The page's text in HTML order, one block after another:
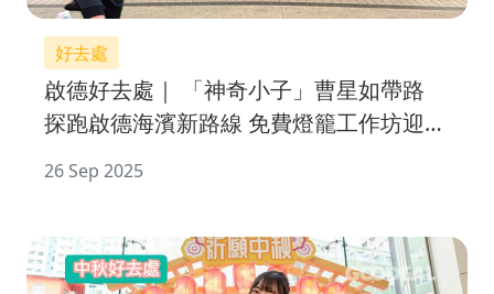
好去處
啟德好去處｜ 「神奇小子」曹星如帶路
探跑啟德海濱新路線 免費燈籠工作坊迎中
26 Sep 2025